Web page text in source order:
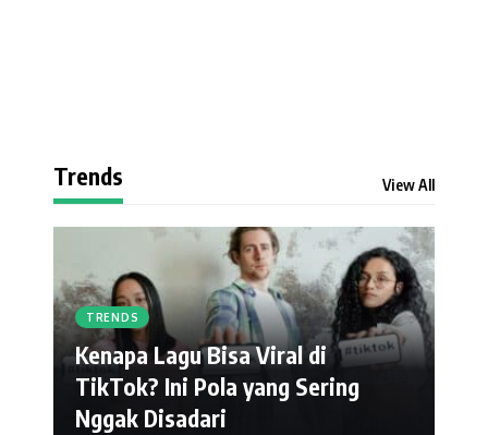
Trends View All
TRENDS
Kenapa Lagu Bisa Viral di
TikTok? Ini Pola yang Sering
Nggak Disadari